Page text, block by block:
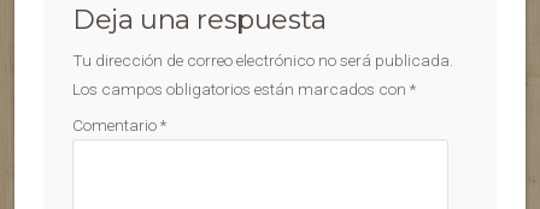
Deja una respuesta
Tu dirección de correo electrónico no será publicada.
Los campos obligatorios están marcados con *
Comentario*